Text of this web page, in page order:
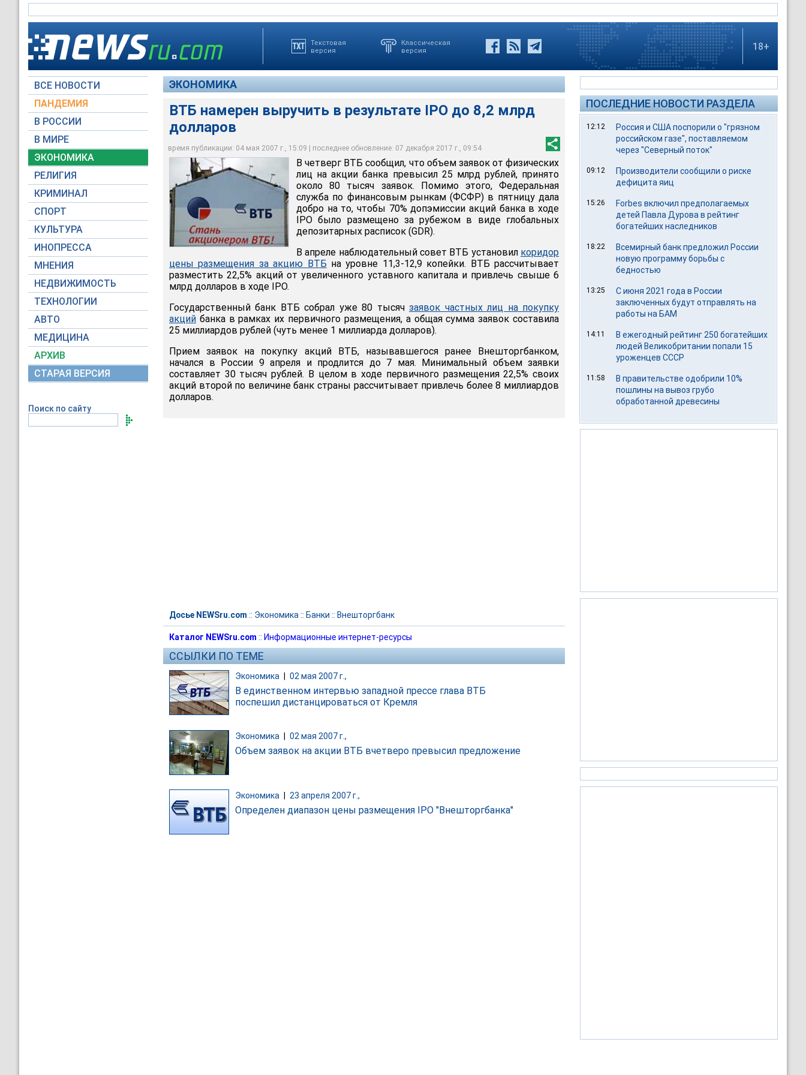
Текстовая
версия
Классическая
версия
18+
ВСЕ НОВОСТИ
ПАНДЕМИЯ
В РОССИИ
В МИРЕ
ЭКОНОМИКА
РЕЛИГИЯ
КРИМИНАЛ
СПОРТ
КУЛЬТУРА
ИНОПРЕССА
МНЕНИЯ
НЕДВИЖИМОСТЬ
ТЕХНОЛОГИИ
АВТО
МЕДИЦИНА
АРХИВ
СТАРАЯ ВЕРСИЯ
Поиск по сайту
ЭКОНОМИКА
ВТБ намерен выручить в результате IPO до 8,2 млрд
долларов
время публикации: 04 мая 2007 г., 15:09 | последнее обновление: 07 декабря 2017 г., 09:54
В четверг ВТБ сообщил, что объем заявок от физических лиц на акции банка
превысил 25 млрд рублей, принято около 80 тысяч заявок
Фото NEWSru.com
В четверг ВТБ сообщил, что объем заявок от физических
лиц на акции банка превысил 25 млрд рублей, принято
около 80 тысяч заявок. Помимо этого, Федеральная
служба по финансовым рынкам (ФСФР) в пятницу дала
добро на то, чтобы 70% допэмиссии акций банка в ходе
IPO было размещено за рубежом в виде глобальных
депозитарных расписок (GDR).
В апреле наблюдательный совет ВТБ установил коридор
цены размещения за акцию ВТБна уровне 11,3-12,9 копейки. ВТБ рассчитывает
разместить 22,5% акций от увеличенного уставного капитала и привлечь свыше 6
млрд долларов в ходе IPO.
Государственный банк ВТБ собрал уже 80 тысячзаявок частных лиц на покупку
акций банка в рамках их первичного размещения, а общая сумма заявок составила
25 миллиардов рублей (чуть менее 1 миллиарда долларов).
Прием заявок на покупку акций ВТБ, называвшегося ранее Внешторгбанком,
начался в России 9 апреля и продлится до 7 мая. Минимальный объем заявки
составляет 30 тысяч рублей. В целом в ходе первичного размещения 22,5% своих
акций второй по величине банк страны рассчитывает привлечь более 8 миллиардов
долларов.
Досье NEWSru.com :: Экономика :: Банки :: Внешторгбанк
Каталог NEWSru.com :: Информационные интернет-ресурсы
ССЫЛКИ ПО ТЕМЕ
Экономика 02 мая 2007 г.,
В единственном интервью западной прессе глава ВТБ
поспешил дистанцироваться от Кремля
Экономика 02 мая 2007 г.,
Объем заявок на акции ВТБ вчетверо превысил предложение
Экономика 23 апреля 2007 г.,
Определен диапазон цены размещения IPO "Внешторгбанка"
ПОСЛЕДНИЕ НОВОСТИ РАЗДЕЛА
12:12
Россия и США поспорили о "грязном
российском газе", поставляемом
через "Северный поток"
09:12
Производители сообщили о риске
дефицита яиц
15:26
Forbes включил предполагаемых
детей Павла Дурова в рейтинг
богатейших наследников
18:22
Всемирный банк предложил России
новую программу борьбы с
бедностью
13:25
С июня 2021 года в России
заключенных будут отправлять на
работы на БАМ
14:11
В ежегодный рейтинг 250 богатейших
людей Великобритании попали 15
уроженцев СССР
11:58
В правительстве одобрили 10%
пошлины на вывоз грубо
обработанной древесины